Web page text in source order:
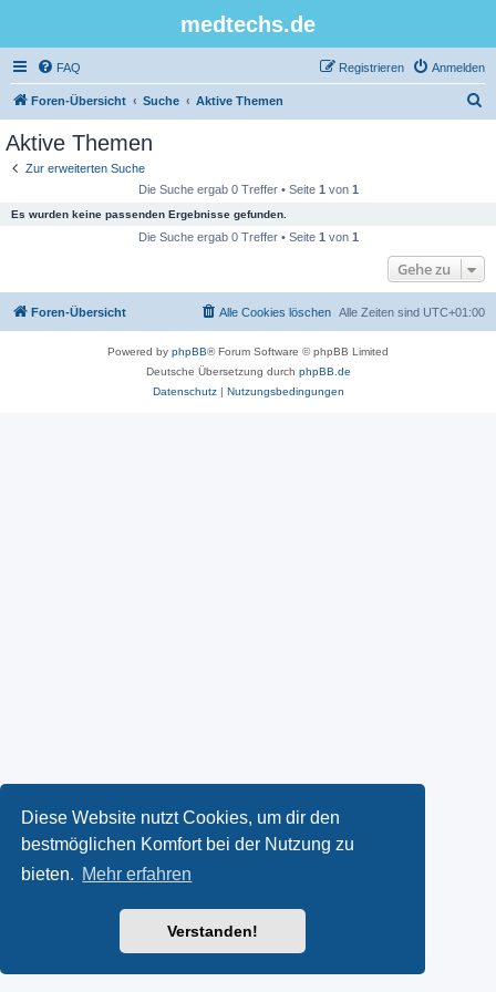
Diese Website nutzt Cookies, um dir den
bestmöglichen Komfort bei der Nutzung zu
bieten. Mehr erfahren
Verstanden!
medtechs.de
FAQ Anmelden
Registrieren
Foren-Übersicht Suche Aktive Themen
Aktive Themen
Zur erweiterten Suche
Die Suche ergab 0 Treffer • Seite 1 von 1
Es wurden keine passenden Ergebnisse gefunden.
Die Suche ergab 0 Treffer • Seite 1 von 1
Gehe zu
Foren-Übersicht Alle Zeiten sind UTC+01:00
Alle Cookies löschen
Powered by phpBB® Forum Software © phpBB Limited
Deutsche Übersetzung durch phpBB.de
Datenschutz| Nutzungsbedingungen